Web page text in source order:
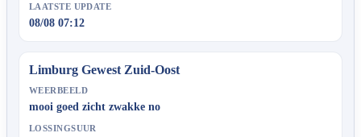
LAATSTE UPDATE
08/08 07:12
Limburg Gewest Zuid-Oost
WEERBEELD
mooi goed zicht zwakke no
LOSSINGSUUR